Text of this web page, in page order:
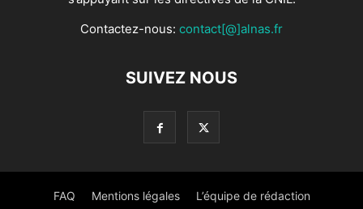
Contactez-nous: contact[@]alnas.fr
SUIVEZ NOUS
FAQ Mentions légales L’équipe de rédaction